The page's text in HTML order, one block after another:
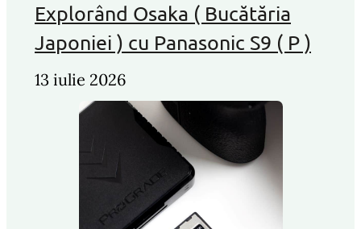
Explorând Osaka ( Bucătăria
Japoniei ) cu Panasonic S9 ( P )
13 iulie 2026